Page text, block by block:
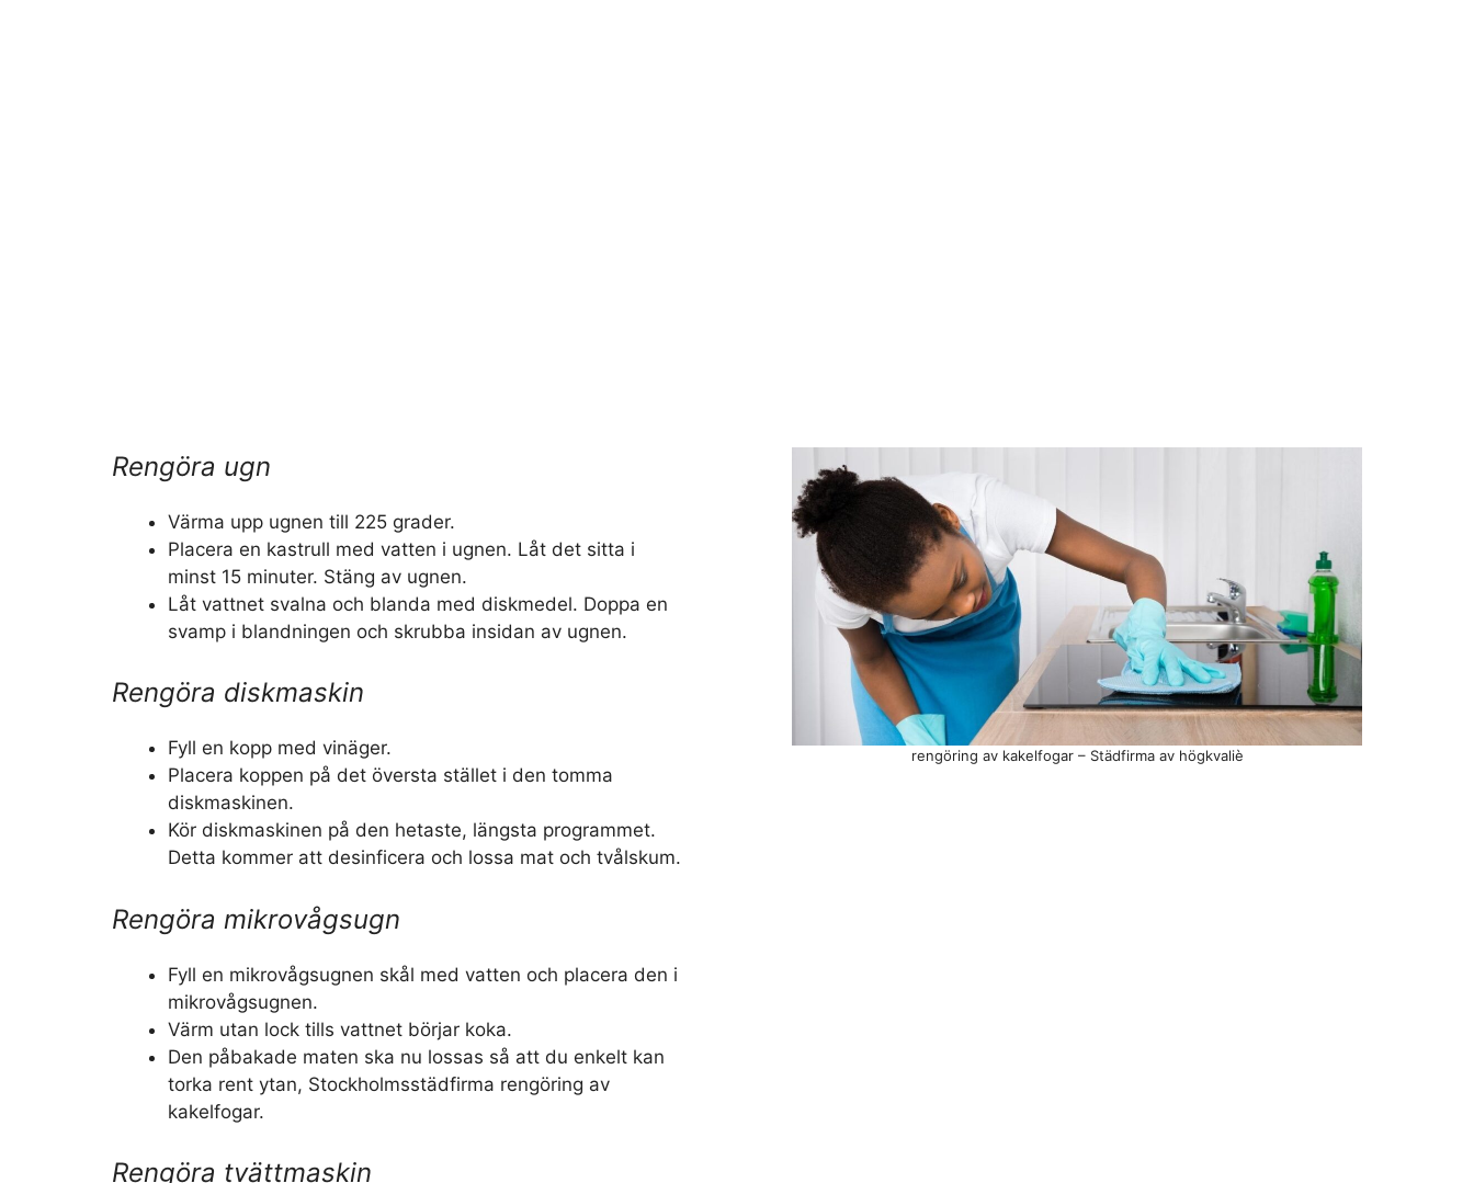
Rengöra ugn
Värma upp ugnen till 225 grader.
Placera en kastrull med vatten i ugnen. Låt det sitta i
minst 15 minuter. Stäng av ugnen.
Låt vattnet svalna och blanda med diskmedel. Doppa en
svamp i blandningen och skrubba insidan av ugnen.
Rengöra diskmaskin
Fyll en kopp med vinäger.
Placera koppen på det översta stället i den tomma
diskmaskinen.
Kör diskmaskinen på den hetaste, längsta programmet.
Detta kommer att desinficera och lossa mat och tvålskum.
Rengöra mikrovågsugn
Fyll en mikrovågsugnen skål med vatten och placera den i
mikrovågsugnen.
Värm utan lock tills vattnet börjar koka.
Den påbakade maten ska nu lossas så att du enkelt kan
torka rent ytan, Stockholmsstädfirma rengöring av
kakelfogar.
Rengöra tvättmaskin
rengöring av kakelfogar – Städfirma av högkvaliè